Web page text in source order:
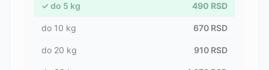
✓ do 5 kg 490 RSD
do 10 kg 670 RSD
do 20 kg 910 RSD